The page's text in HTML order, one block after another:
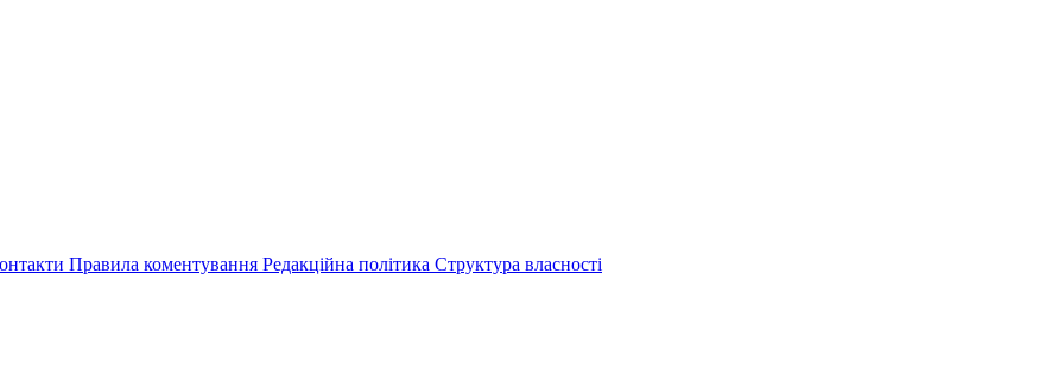
Правила коментування Редакційна політика Структура власності